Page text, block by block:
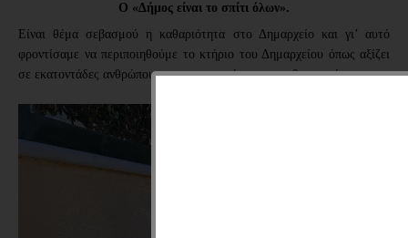
Ο «Δήμος είναι το σπίτι όλων».
Είναι θέμα σεβασμού η καθαριότητα στο Δημαρχείο και γι’ αυτό
φροντίσαμε να περιποιηθούμε το κτήριο του Δημαρχείου όπως αξίζει
σε εκατοντάδες ανθρώπους που το επισκέπτονται καθημερινά.